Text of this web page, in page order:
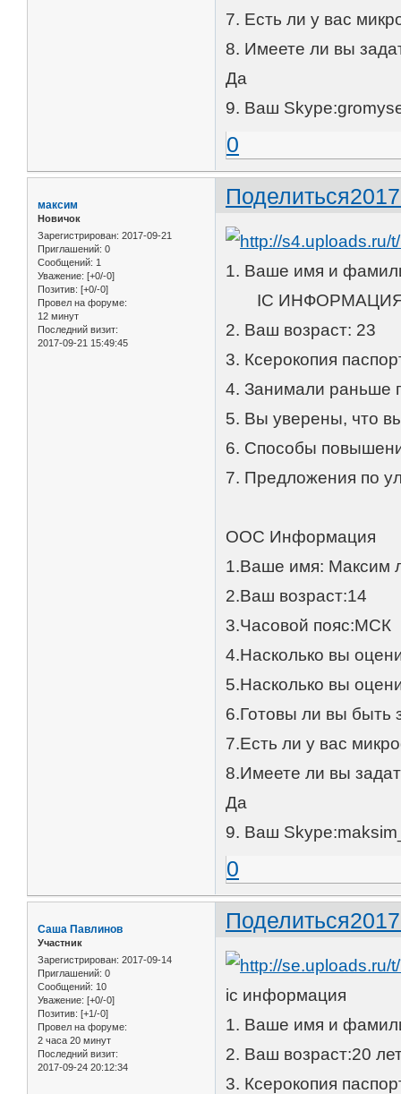
7. Есть ли у вас
8. Имеете ли вы
Да
9. Ваш
0
Поделиться
максим
Новичок
Зарегистрирован: 2017-09-21
Приглашений: 0
Сообщений: 1
Уважение: [+0/-0]
Позитив: [+0/-0]
Провел на форуме:
12 минут
Последний визит:
2017-09-21 15:49:45
1. Ваше
IC
2. Ваш возраст: 23
3. Ксерокопия
4. Занимали раньше
5. Вы уверены, что
6. Способы
7. Предложения по
OOC Информация
1.Ваше имя: Максим
2.Ваш возраст:14
3.Часовой пояс:МСК
4.Насколько вы
5.Насколько вы
6.Готовы ли вы быть
7.Есть ли у вас
8.Имеете ли вы
Да
9. Ваш
0
Поделиться
Саша Павлинов
Участник
Зарегистрирован: 2017-09-14
Приглашений: 0
Сообщений: 10
Уважение: [+0/-0]
Позитив: [+1/-0]
Провел на форуме:
2 часа 20 минут
Последний визит:
2017-09-24 20:12:34
ic информация
1. Ваше имя и
2. Ваш возраст:20
3. Ксерокопия